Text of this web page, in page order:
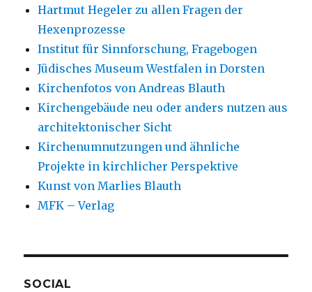
Hartmut Hegeler zu allen Fragen der
Hexenprozesse
Institut für Sinnforschung, Fragebogen
Jüdisches Museum Westfalen in Dorsten
Kirchenfotos von Andreas Blauth
Kirchengebäude neu oder anders nutzen aus
architektonischer Sicht
Kirchenumnutzungen und ähnliche
Projekte in kirchlicher Perspektive
Kunst von Marlies Blauth
MFK – Verlag
SOCIAL